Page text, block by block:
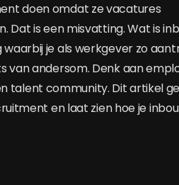
doen omdat ze vacatures
Dat is een misvatting. Wat is
je als werkgever zo
van andersom. Denk aan
talent community. Dit artikel
en laat zien hoe je